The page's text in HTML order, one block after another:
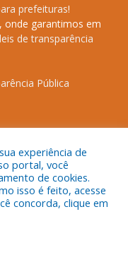
prefeituras!
onde garantimos em
leis de transparência
Pública
Municipal de Anapurus.
experiência de
portal, você
de cookies.
isso é feito, acesse
concorda, clique em